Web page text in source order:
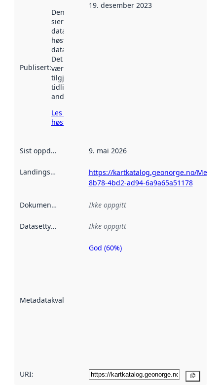
Publisert:
Denne datoen
sier når
datasettet ble
høstet av
data.norge.no.
Det kan ha
vært
tilgjengelig
tidligere
andre steder.
Les mer om
høsting her
19. desember 2023
Sist oppdatert 9. mai 2026
Landingsside
https://kartkatalog.geonorge.no/
8b78-4bd2-ad94-6a9a65a51178
Dokumentasjon Ikke oppgitt
Datasettype Ikke oppgitt
Metadatakvalitet
Metadatakvalitet
God (60%)
URI: